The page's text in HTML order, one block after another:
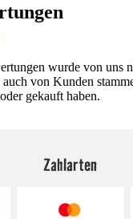
wurde von uns
von Kunden
gekauft haben.
Zahlarten